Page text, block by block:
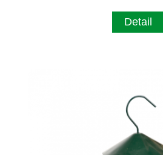
Detail